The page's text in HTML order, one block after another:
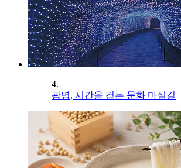
4.
광명, 시간을 걷는 문화 마실길